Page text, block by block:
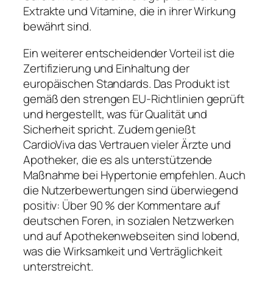
Extrakte und Vitamine, die in ihrer Wirkung
bewährt sind.
Ein weiterer entscheidender Vorteil ist die
Zertifizierung und Einhaltung der
europäischen Standards. Das Produkt ist
gemäß den strengen EU-Richtlinien geprüft
und hergestellt, was für Qualität und
Sicherheit spricht. Zudem genießt
CardioViva das Vertrauen vieler Ärzte und
Apotheker, die es als unterstützende
Maßnahme bei Hypertonie empfehlen. Auch
die Nutzerbewertungen sind überwiegend
positiv: Über 90 % der Kommentare auf
deutschen Foren, in sozialen Netzwerken
und auf Apothekenwebseiten sind lobend,
was die Wirksamkeit und Verträglichkeit
unterstreicht.